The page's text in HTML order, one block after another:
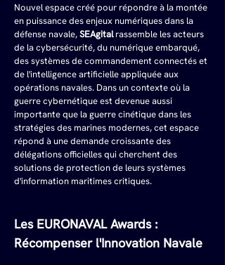
Nouvel espace créé pour répondre à la montée
en puissance des enjeux numériques dans la
défense navale, SEAgital rassemble les acteurs
de la cybersécurité, du numérique embarqué,
des systèmes de commandement connectés et
de l'intelligence artificielle appliquée aux
opérations navales. Dans un contexte où la
guerre cybernétique est devenue aussi
importante que la guerre cinétique dans les
stratégies des marines modernes, cet espace
répond à une demande croissante des
délégations officielles qui cherchent des
solutions de protection de leurs systèmes
d'information maritimes critiques.
Les EURONAVAL Awards :
Récompenser l'Innovation Navale